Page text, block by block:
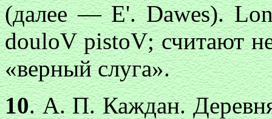
(далее — E'. Dawes).
douloV pistoV; считают
«верный слуга».
10. А. П. Каждан.